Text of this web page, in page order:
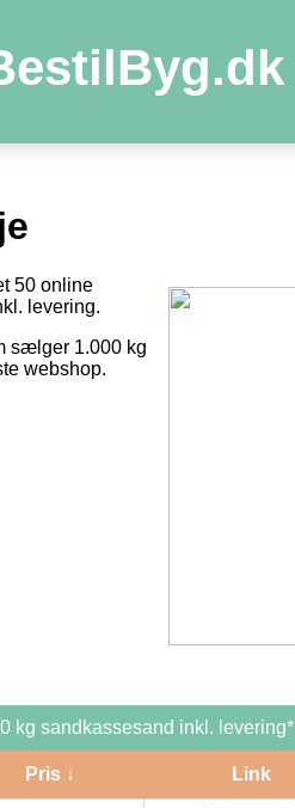
50 online
levering.
sælger 1.000 kg
webshop.
kg sandkassesand inkl. levering*
Pris ↓ Link